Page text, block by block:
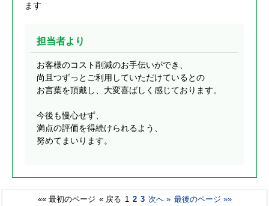
ます
担当者より
お客様のコスト削減のお手伝いができ、
尚且つずっとご利用していただけているとの
お言葉を頂戴し、大変喜ばしく感じております。
今後も慢心せず、
満点の評価を得続けられるよう、
努めてまいります。
«« 最初のページ « 戻る 1 2 3 次へ » 最後のページ »»